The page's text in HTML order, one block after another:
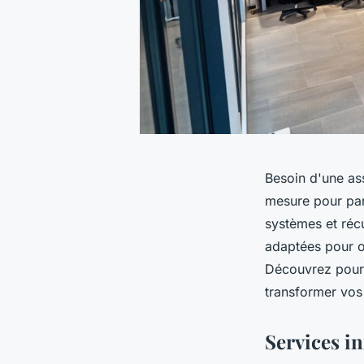
Besoin d'une
mesure pour
systèmes et
adaptées pour
Découvrez
transformer
Services